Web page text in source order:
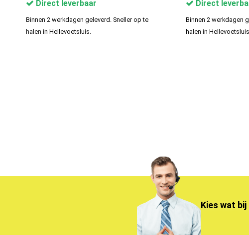
Direct leverbaar
Binnen 2 werkdagen geleverd. Sneller op te
halen in Hellevoetsluis.
Direct
Binnen 2 werkdagen
halen in Hellevoetsluis.
Kies wat